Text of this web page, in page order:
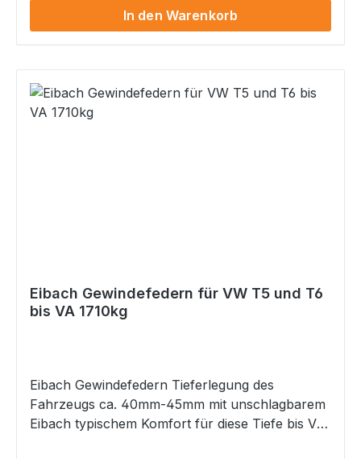
speziellen Eibach Federwegsbegrenzern für
vorne
In den Warenkorb
Eibach Gewindefedern für VW T5 und T6
bis VA 1710kg
Eibach Gewindefedern Tieferlegung des
Fahrzeugs ca. 40mm-45mm mit unschlagbarem
Eibach typischem Komfort für diese Tiefe bis VA